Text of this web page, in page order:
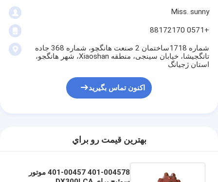
Miss. sunny
+0571 88172170
شماره 1718ساختمان 2 صنعت هانگچو، شماره 368 جاده
تانگجیشا، خیابان سینجی، منطقه Xiaoshan، شهر هانگجو،
استان ژجیانگ
اکنون تماس بگیرید
بهترين قيمت رو براي
401-004578 401-00457 موتور